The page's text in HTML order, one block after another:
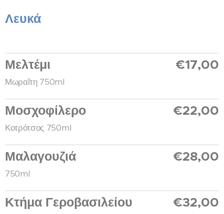
Λευκά
Μελτέμι
Μωραΐτη 750ml
€17,00
Μοσχοφίλερο
Κοτρότσος 750ml
€22,00
Μαλαγουζιά
750ml
€28,00
Κτήμα Γεροβασιλείου €32,00